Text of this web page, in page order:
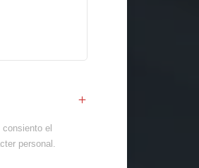
el
personal.